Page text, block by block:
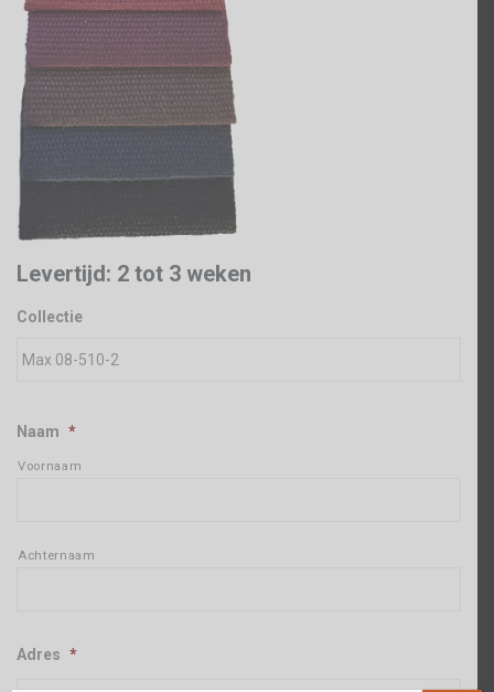
Levertijd: 2 tot 3 weken
Collectie
Naam *
Voornaam
Achternaam
Adres *